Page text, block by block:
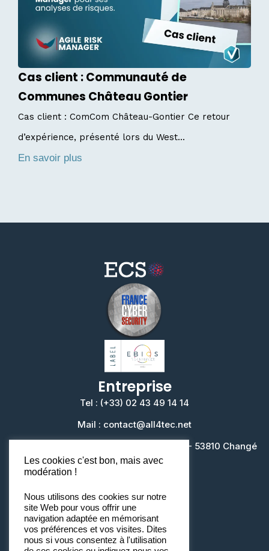
Cas client : Communauté de
Communes Château Gontier
Cas client : ComCom Château-Gontier Ce retour
d’expérience, présenté lors du West...
En savoir plus
Entreprise
Tel : (+33) 02 43 49 14 14
Mail : contact@all4tec.net
Siège : Rue Louis de Broglie Bâtiment M - 53810 Changé
Les cookies c'est bon, mais avec
modération !
Nous utilisons des cookies sur notre
site Web pour vous offrir une
navigation adaptée en mémorisant
vos préférences et vos visites. Dites
nous si vous consentez à l'utilisation